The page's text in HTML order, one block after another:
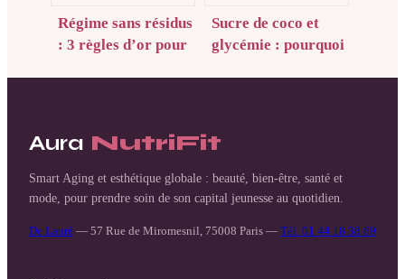
Régime sans résidus
: 3 règles d’or pour
Sucre de coco et
glycémie : pourquoi
Aura NutriFit
Smart Aging et esthétique globale : beauté, bien-être, santé et
mode, pour prendre soin de son capital jeunesse au quotidien.
De Lauré — 57 Rue de Miromesnil, 75008 Paris — Tél. 01 44 18 38 69